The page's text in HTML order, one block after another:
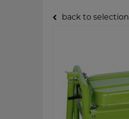
back to selection